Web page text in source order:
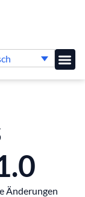
Änderungen